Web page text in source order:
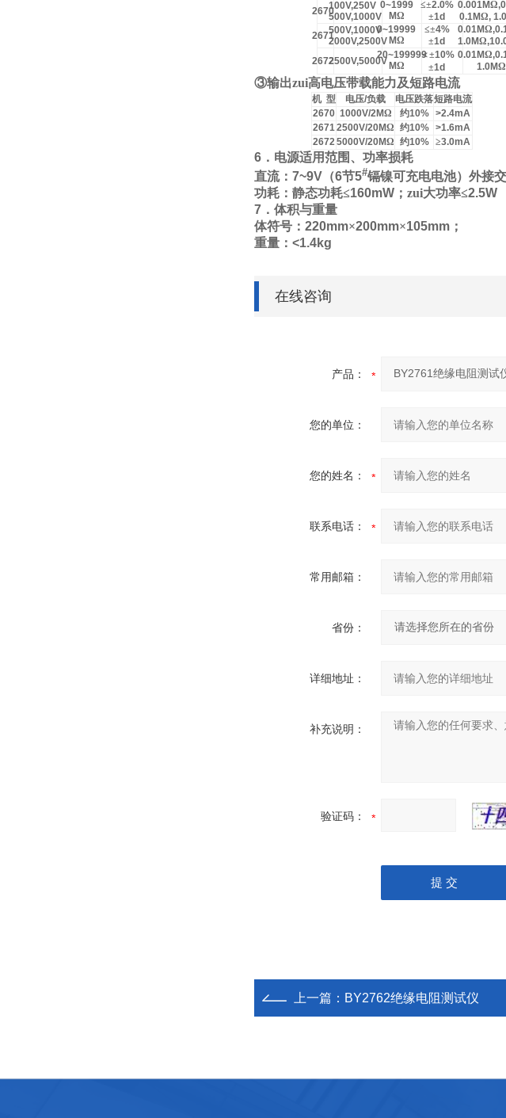
2670100V,250V
500V,1000V
0~1999
MΩ
≤±2.0%
±1d
0.001MΩ
0.1MΩ,
2671500V,1000V
2000V,2500V
0~19999
MΩ
≤±4%
±1d
0.01MΩ
1.0MΩ
26722500V,5000V
20~199999
MΩ
＜±10%
±1d
0.01MΩ
1.0MΩ
③输出zui高电压带载能力及短路电流
机 型 电压/负载 电压跌落短路电流
2670 1000V/2MΩ 约10%
>2.4mA
26712500V/20MΩ 约10%
>1.6mA
26725000V/20MΩ 约10% ≥3.0mA
6 ．电源适用范围、功率损耗
直流： 7~9V （6节5#镉镍可充电电池）外接
功耗：静态功耗≤160mW ；zui大功率≤2.5W
7 ．体积与重量
体符号： 220mm×200mm×105mm ；
重量： <1.4kg
在线咨询
产品：
您的单位：
您的姓名：
联系电话：
常用邮箱：
省份：
详细地址：
补充说明：
验证码：
上一篇： BY2762绝缘电阻测试仪